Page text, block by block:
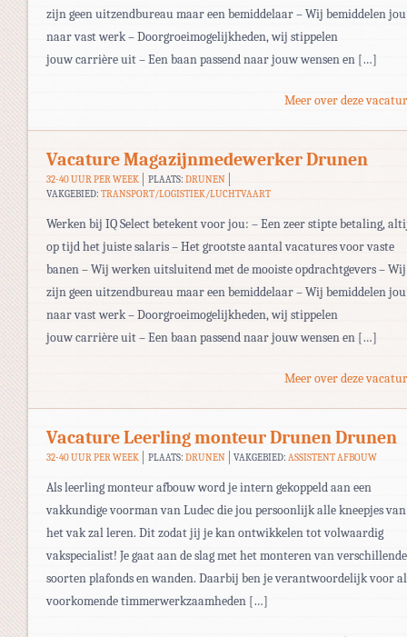
zijn geen uitzendbureau maar een bemiddelaar – Wij bemiddelen jou
naar vast werk – Doorgroeimogelijkheden, wij stippelen
jouw carrière uit – Een baan passend naar jouw wensen en […]
Meer over deze
Vacature Magazijnmedewerker Drunen
32-40 UUR PER WEEK PLAATS: DRUNEN
VAKGEBIED: TRANSPORT/LOGISTIEK/LUCHTVAART
Werken bij IQ Select betekent voor jou: – Een zeer stipte betaling,
op tijd het juiste salaris – Het grootste aantal vacatures voor vaste
banen – Wij werken uitsluitend met de mooiste opdrachtgevers – Wij
zijn geen uitzendbureau maar een bemiddelaar – Wij bemiddelen jou
naar vast werk – Doorgroeimogelijkheden, wij stippelen
jouw carrière uit – Een baan passend naar jouw wensen en […]
Meer over deze
Vacature Leerling monteur Drunen Drunen
32-40 UUR PER WEEK PLAATS: DRUNEN VAKGEBIED:ASSISTENT AFBOUW
Als leerling monteur afbouw word je intern gekoppeld aan een
vakkundige voorman van Ludec die jou persoonlijk alle kneepjes van
het vak zal leren. Dit zodat jij je kan ontwikkelen tot volwaardig
vakspecialist! Je gaat aan de slag met het monteren van verschillende
soorten plafonds en wanden. Daarbij ben je verantwoordelijk voor
voorkomende timmerwerkzaamheden […]